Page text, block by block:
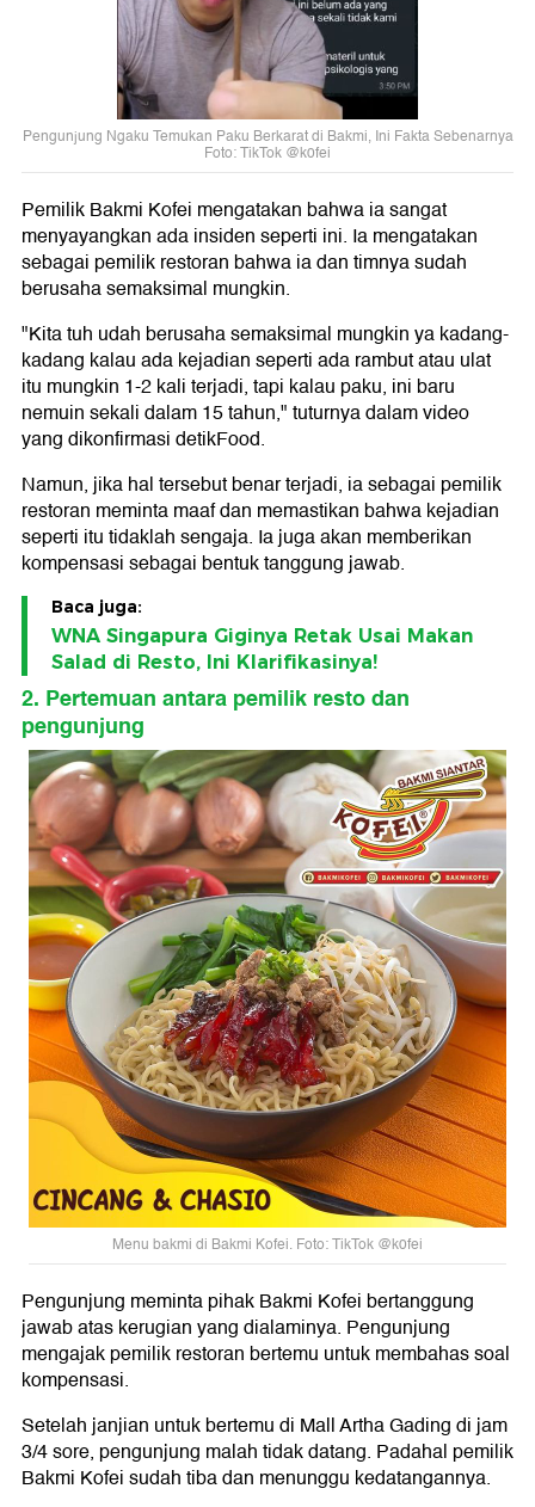
Pengunjung Ngaku Temukan Paku Berkarat di Bakmi, Ini Fakta Sebenarnya
Foto: TikTok @k0fei
Pemilik Bakmi Kofei mengatakan bahwa ia sangat
menyayangkan ada insiden seperti ini. Ia mengatakan
sebagai pemilik restoran bahwa ia dan timnya sudah
berusaha semaksimal mungkin.
"Kita tuh udah berusaha semaksimal mungkin ya kadang-
kadang kalau ada kejadian seperti ada rambut atau ulat
itu mungkin 1-2 kali terjadi, tapi kalau paku, ini baru
nemuin sekali dalam 15 tahun," tuturnya dalam video
yang dikonfirmasi detikFood.
Namun, jika hal tersebut benar terjadi, ia sebagai pemilik
restoran meminta maaf dan memastikan bahwa kejadian
seperti itu tidaklah sengaja. Ia juga akan memberikan
kompensasi sebagai bentuk tanggung jawab.
Baca juga:
WNA Singapura Giginya Retak Usai Makan
Salad di Resto, Ini Klarifikasinya!
2. Pertemuan antara pemilik resto dan
pengunjung
Menu bakmi di Bakmi Kofei. Foto: TikTok @k0fei
Pengunjung meminta pihak Bakmi Kofei bertanggung
jawab atas kerugian yang dialaminya. Pengunjung
mengajak pemilik restoran bertemu untuk membahas soal
kompensasi.
Setelah janjian untuk bertemu di Mall Artha Gading di jam
3/4 sore, pengunjung malah tidak datang. Padahal pemilik
Bakmi Kofei sudah tiba dan menunggu kedatangannya.